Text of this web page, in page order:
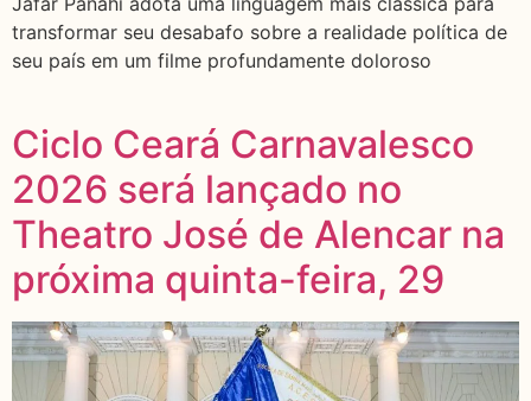
transformar seu desabafo sobre a realidade política de
seu país em um filme profundamente doloroso
Ciclo Ceará Carnavalesco
2026 será lançado no
Theatro José de Alencar na
próxima quinta-feira, 29